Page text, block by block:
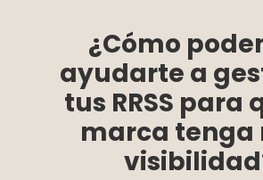
¿Cómo
ayudarte a
tus RRSS para
marca tenga